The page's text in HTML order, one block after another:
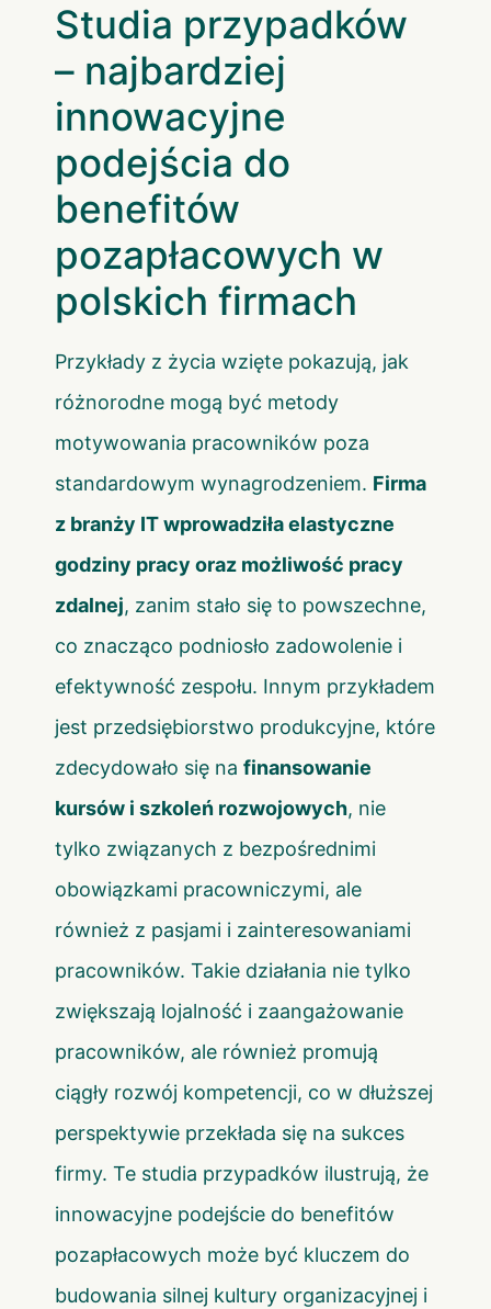
Studia przypadków
– najbardziej
innowacyjne
podejścia do
benefitów
pozapłacowych w
polskich firmach
Przykłady z życia wzięte pokazują, jak
różnorodne mogą być metody
motywowania pracowników poza
standardowym wynagrodzeniem. Firma
z branży IT wprowadziła elastyczne
godziny pracy oraz możliwość pracy
zdalnej, zanim stało się to powszechne,
co znacząco podniosło zadowolenie i
efektywność zespołu. Innym przykładem
jest przedsiębiorstwo produkcyjne, które
zdecydowało się na finansowanie
kursów i szkoleń rozwojowych, nie
tylko związanych z bezpośrednimi
obowiązkami pracowniczymi, ale
również z pasjami i zainteresowaniami
pracowników. Takie działania nie tylko
zwiększają lojalność i zaangażowanie
pracowników, ale również promują
ciągły rozwój kompetencji, co w dłuższej
perspektywie przekłada się na sukces
firmy. Te studia przypadków ilustrują, że
innowacyjne podejście do benefitów
pozapłacowych może być kluczem do
budowania silnej kultury organizacyjnej i